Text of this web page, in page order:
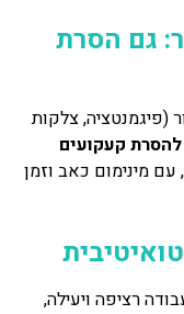
גם הסרת
(פיגמנטציה, צלקות
קעקועים
מינימום כאב וזמן
רציפה ויעילה,